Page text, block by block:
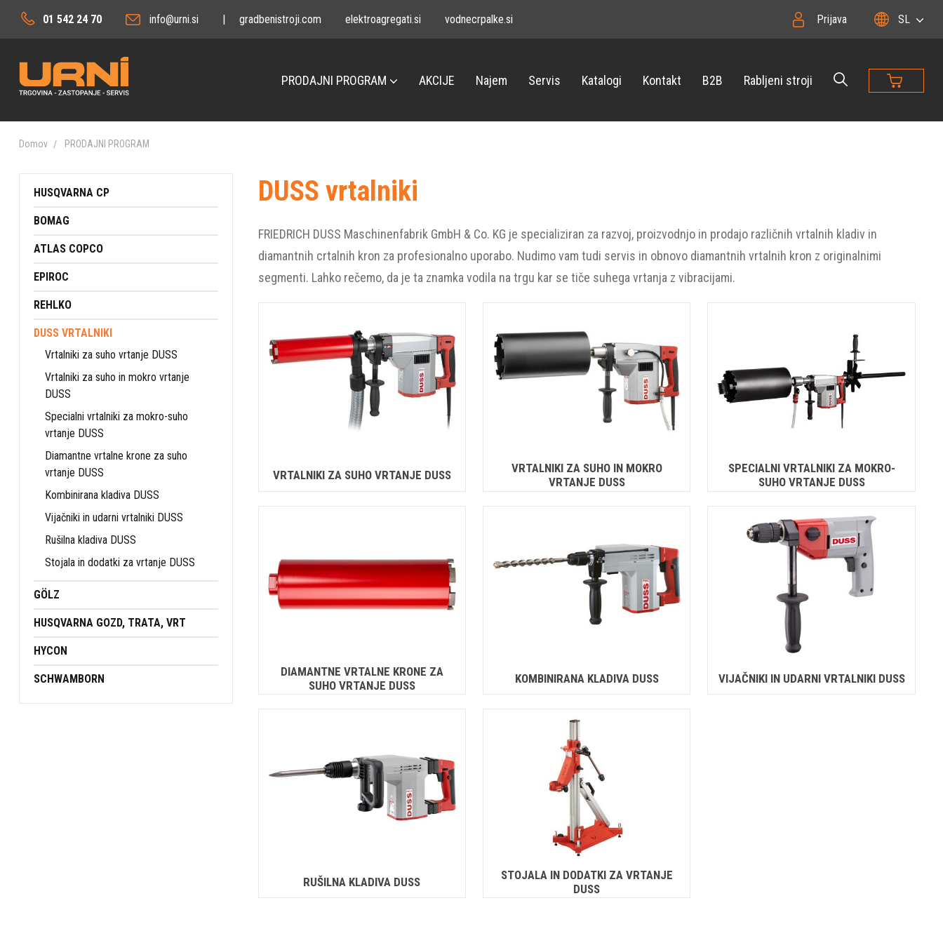
01 542 24 70 info@urni.si | gradbenistroji.com elektroagregati.si vodnecrpalke.si Prijava SL
PRODAJNI PROGRAM AKCIJE Najem Servis Katalogi Kontakt B2B Rabljeni stroji
Domov PRODAJNI PROGRAM
HUSQVARNA CP
BOMAG
ATLAS COPCO
EPIROC
REHLKO
DUSS VRTALNIKI
Vrtalniki za suho vrtanje DUSS
Vrtalniki za suho in mokro vrtanje
DUSS
Specialni vrtalniki za mokro-suho
vrtanje DUSS
Diamantne vrtalne krone za suho
vrtanje DUSS
Kombinirana kladiva DUSS
Vijačniki in udarni vrtalniki DUSS
Rušilna kladiva DUSS
Stojala in dodatki za vrtanje DUSS
GÖLZ
HUSQVARNA GOZD, TRATA, VRT
HYCON
SCHWAMBORN
DUSS vrtalniki
FRIEDRICH DUSS Maschinenfabrik GmbH & Co. KG je specializiran za razvoj, proizvodnjo in prodajo različnih vrtalnih kladiv in
diamantnih crtalnih kron za profesionalno uporabo. Nudimo vam tudi servis in obnovo diamantnih vrtalnih kron z originalnimi
segmenti. Lahko rečemo, da je ta znamka vodila na trgu kar se tiče suhega vrtanja z vibracijami.
VRTALNIKI ZA SUHO VRTANJE DUSS
VRTALNIKI ZA SUHO IN MOKRO
VRTANJE DUSS
SPECIALNI VRTALNIKI ZA MOKRO-
SUHO VRTANJE DUSS
DIAMANTNE VRTALNE KRONE ZA
SUHO VRTANJE DUSS
KOMBINIRANA KLADIVA DUSS VIJAČNIKI IN UDARNI VRTALNIKI DUSS
RUŠILNA KLADIVA DUSS
STOJALA IN DODATKI ZA VRTANJE
DUSS